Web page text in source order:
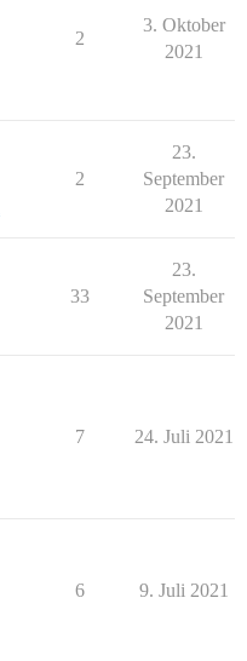
2
3. Oktober
2021
2
23.
September
2021
33
23.
September
2021
7 24. Juli 2021
6 9. Juli 2021